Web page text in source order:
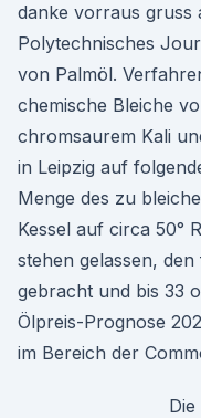
danke vorraus gruss
Polytechnisches
von Palmöl.
chemische Bleiche
chromsaurem Kali
in Leipzig auf
Menge des zu
Kessel auf circa 50°
stehen gelassen,
gebracht und bis 33
Ölpreis-Prognose
im Bereich der